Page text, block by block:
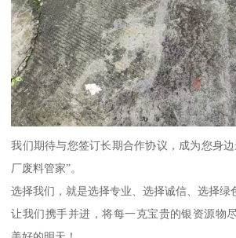
我们期待与您签订长期合作协议，成为您身
厂废料管家”。
选择我们，就是选择专业、选择诚信、选择绿
让我们携手并进，将每一克宝贵的银资源物